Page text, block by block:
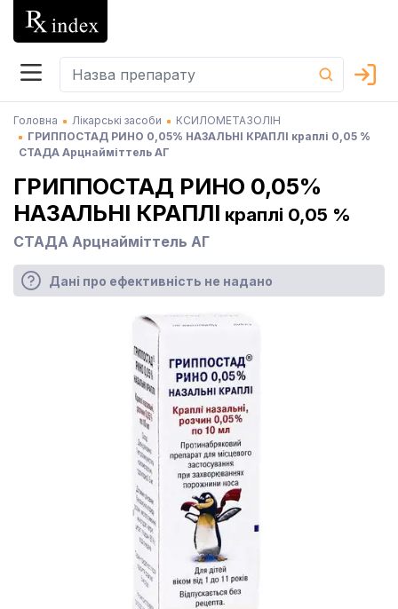
Головна Лікарські засоби
КСИЛОМЕТАЗОЛІН
ГРИППОСТАД РИНО 0,05% НАЗАЛЬНІ КРАПЛІ краплі 0,05 %
СТАДА Арцнайміттель АГ
ГРИППОСТАД РИНО 0,05%
НАЗАЛЬНІ КРАПЛІ краплі 0,05 %
СТАДА Арцнайміттель АГ
Дані про ефективність не надано